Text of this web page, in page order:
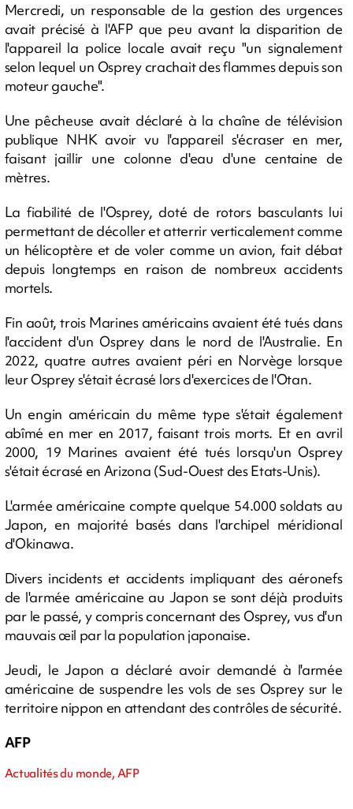
Mercredi, un responsable de la gestion des urgences
avait précisé à l'AFP que peu avant la disparition de
l'appareil la police locale avait reçu "un signalement
selon lequel un Osprey crachait des flammes depuis son
moteur gauche".
Une pêcheuse avait déclaré à la chaîne de télévision
publique NHK avoir vu l'appareil s'écraser en mer,
faisant jaillir une colonne d'eau d'une centaine de
mètres.
La fiabilité de l'Osprey, doté de rotors basculants lui
permettant de décoller et atterrir verticalement comme
un hélicoptère et de voler comme un avion, fait débat
depuis longtemps en raison de nombreux accidents
mortels.
Fin août, trois Marines américains avaient été tués dans
l'accident d'un Osprey dans le nord de l'Australie. En
2022, quatre autres avaient péri en Norvège lorsque
leur Osprey s'était écrasé lors d'exercices de l'Otan.
Un engin américain du même type s'était également
abîmé en mer en 2017, faisant trois morts. Et en avril
2000, 19 Marines avaient été tués lorsqu'un Osprey
s'était écrasé en Arizona (Sud-Ouest des Etats-Unis).
L'armée américaine compte quelque 54.000 soldats au
Japon, en majorité basés dans l'archipel méridional
d'Okinawa.
Divers incidents et accidents impliquant des aéronefs
de l'armée américaine au Japon se sont déjà produits
par le passé, y compris concernant des Osprey, vus d'un
mauvais œil par la population japonaise.
Jeudi, le Japon a déclaré avoir demandé à l'armée
américaine de suspendre les vols de ses Osprey sur le
territoire nippon en attendant des contrôles de sécurité.
AFP
Actualités du monde, AFP